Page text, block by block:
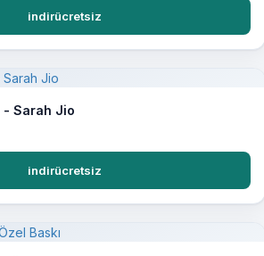
indirücretsiz
- Sarah Jio
indirücretsiz